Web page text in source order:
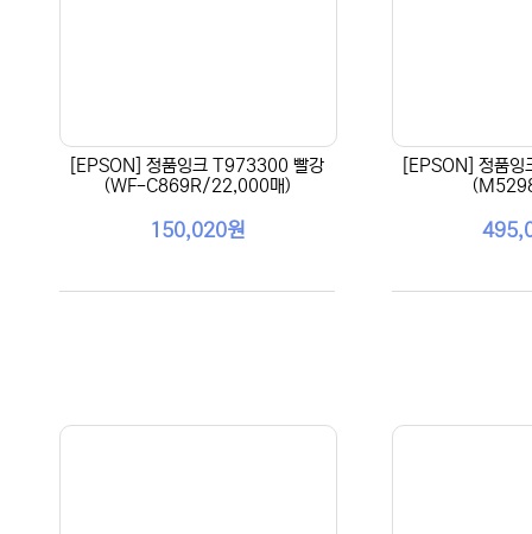
[EPSON] 정품잉크 T973300 빨강
(WF-C869R/22,000매)
150,020원
[EPSON] 정품